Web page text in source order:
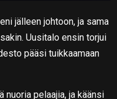
jälleen johtoon, ja sama
Uusitalo ensin torjui
pääsi tuikkaamaan
nuoria pelaajia, ja käänsi